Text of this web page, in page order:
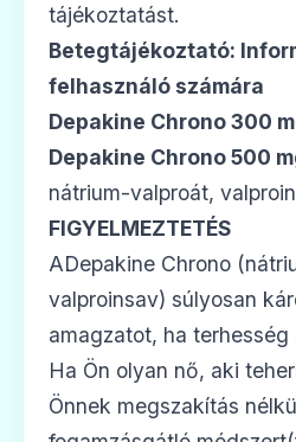
tájékoztatást.
Betegtájékoztató:
felhasználó számára
Depakine Chrono 300
Depakine Chrono 500
nátrium-valproát,
FIGYELMEZTETÉS
ADepakine Chrono
valproinsav) súlyosan
amagzatot, ha
Ha Ön olyan nő, aki
Önnek megszakítás